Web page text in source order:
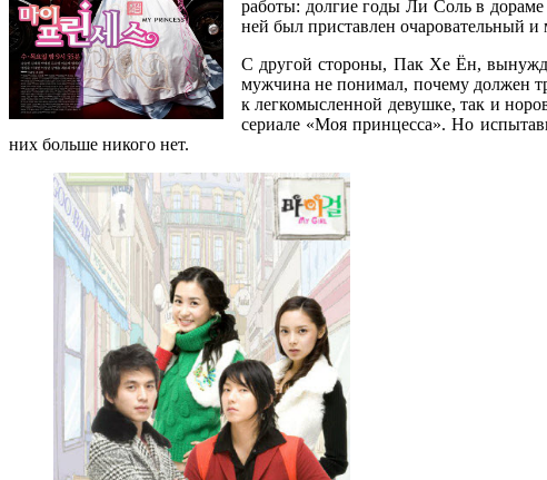
работы: долгие годы Ли Соль в дораме
ней был приставлен очаровательный
С другой стороны, Пак Хе Ён,
мужчина не понимал, почему должен
к легкомысленной девушке, так и
сериале «Моя принцесса». Но
них больше никого нет.